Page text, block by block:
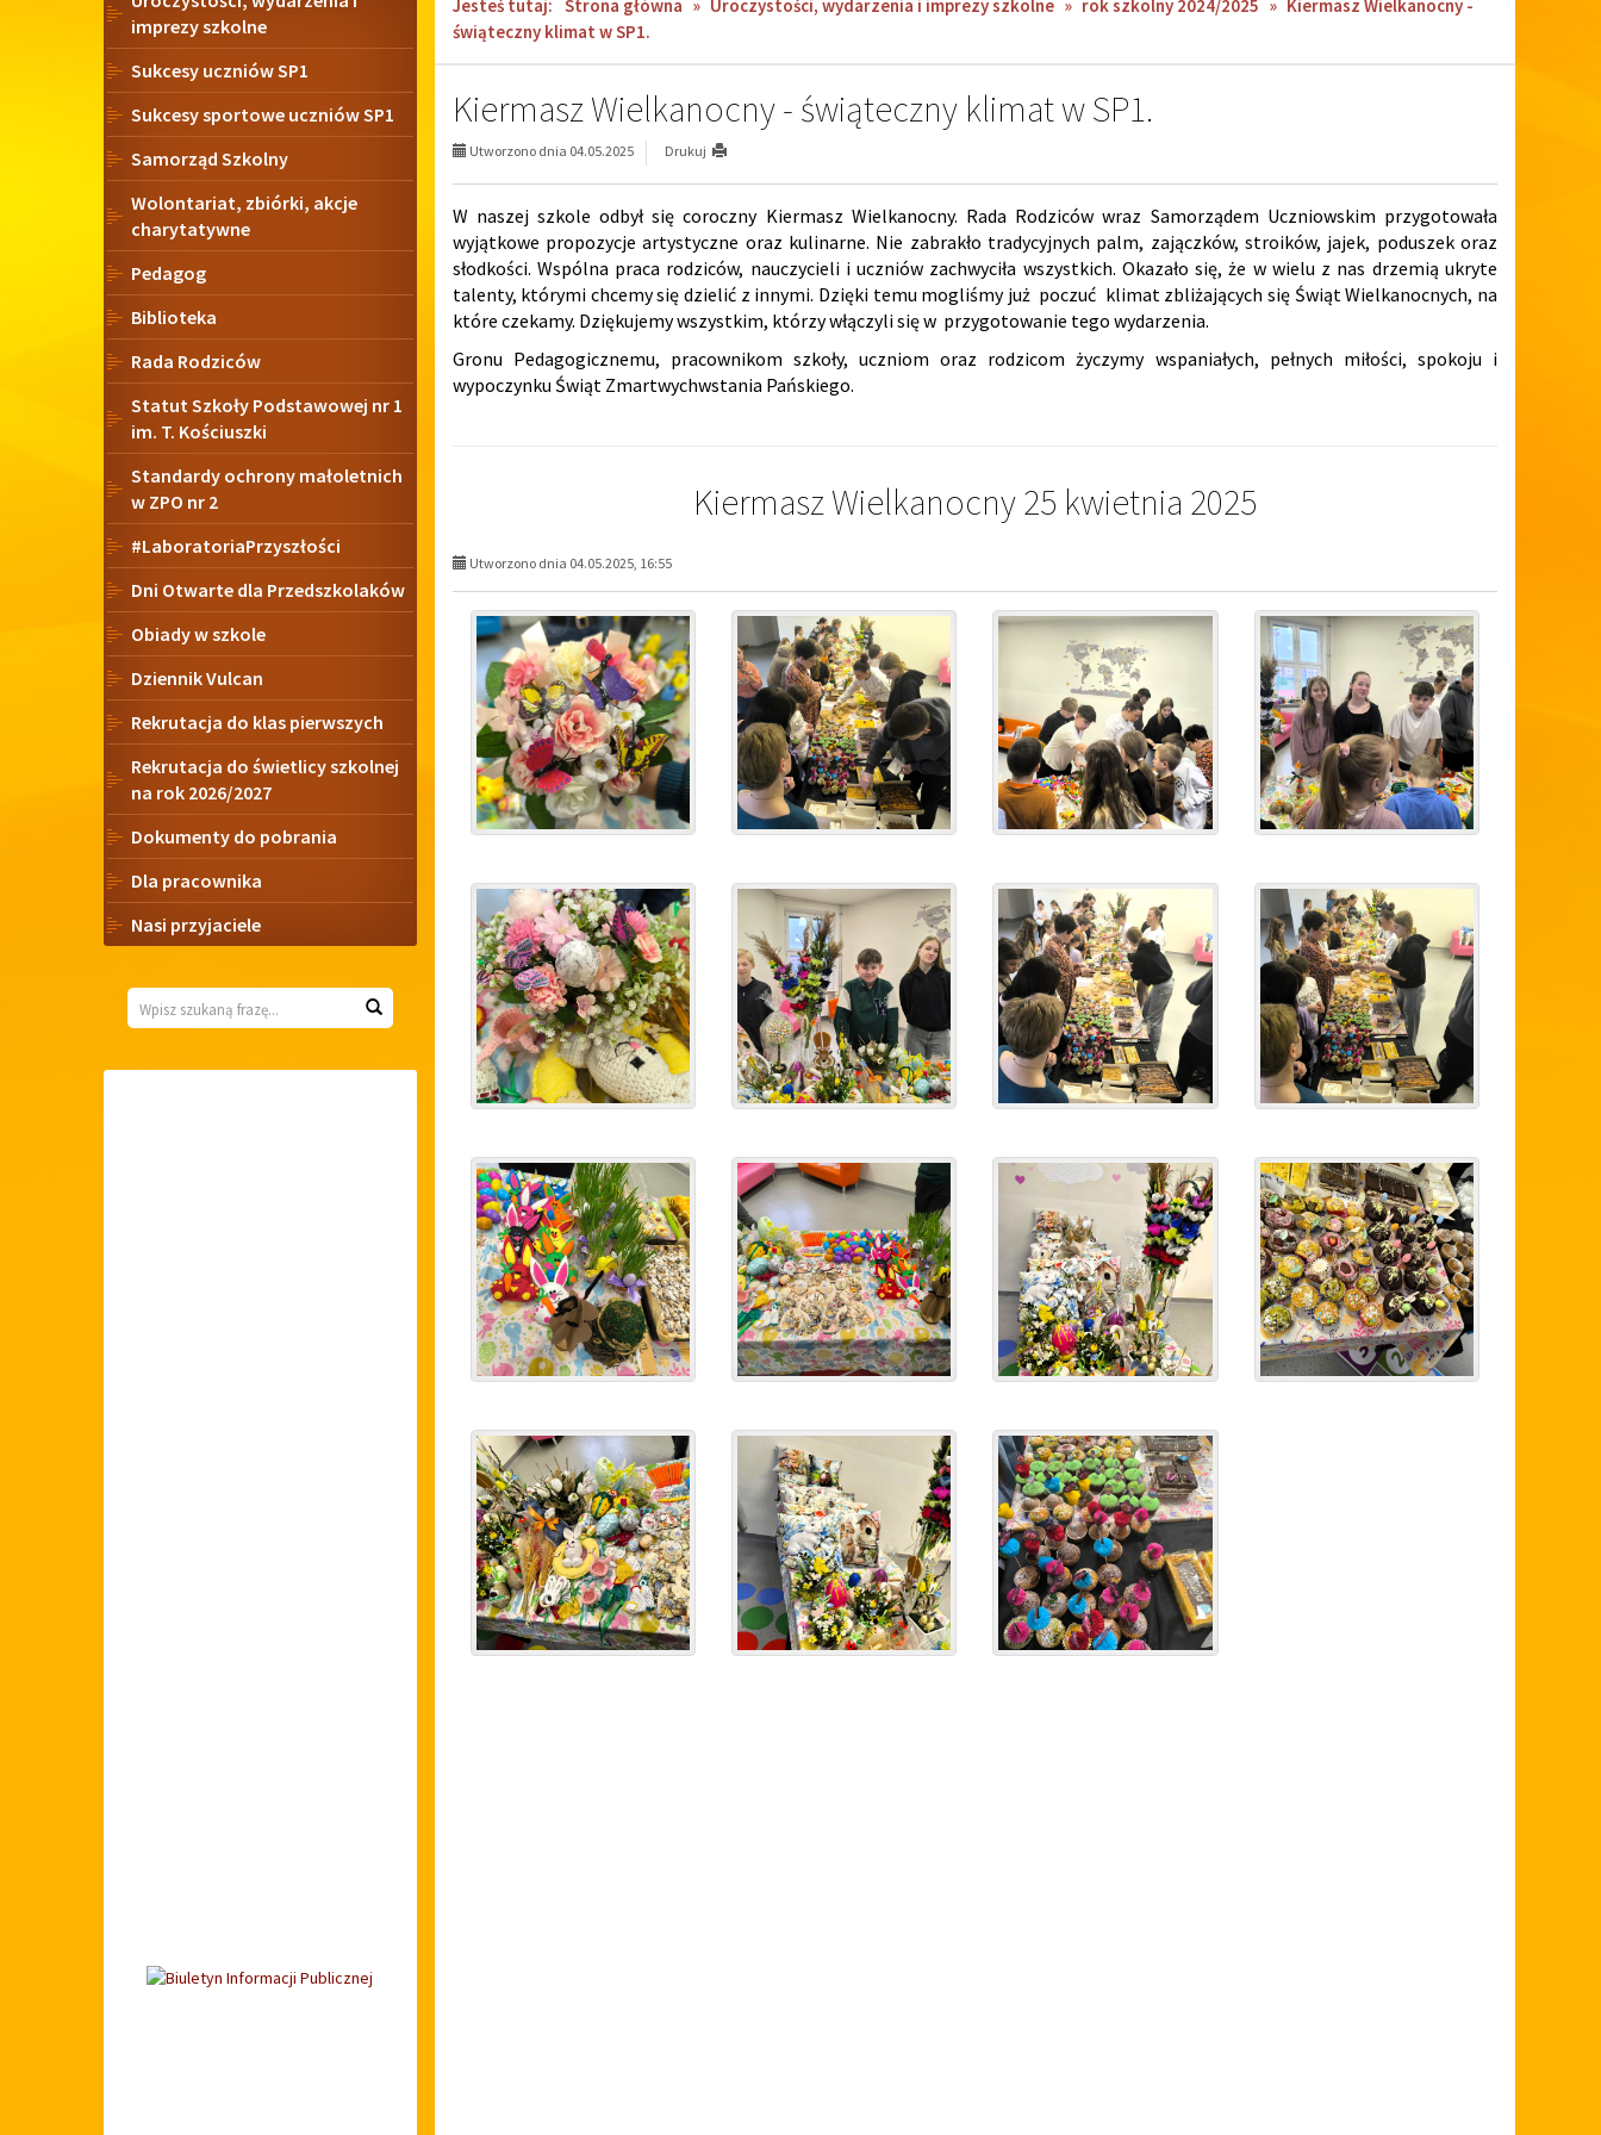
Jesteś tutaj: Strona główna » Uroczystości, wydarzenia i imprezy szkolne » rok szkolny 2024/2025 » Kiermasz Wielkanocny -
świąteczny klimat w SP1.
Kiermasz Wielkanocny - świąteczny klimat w SP1.
Utworzono dnia 04.05.2025 Drukuj
W naszej szkole odbył się coroczny Kiermasz Wielkanocny. Rada Rodziców wraz Samorządem Uczniowskim przygotowała
wyjątkowe propozycje artystyczne oraz kulinarne. Nie zabrakło tradycyjnych palm, zajączków, stroików, jajek, poduszek oraz
słodkości. Wspólna praca rodziców, nauczycieli i uczniów zachwyciła wszystkich. Okazało się, że w wielu z nas drzemią ukryte
talenty, którymi chcemy się dzielić z innymi. Dzięki temu mogliśmy już poczuć klimat zbliżających się Świąt Wielkanocnych, na
które czekamy. Dziękujemy wszystkim, którzy włączyli się w przygotowanie tego wydarzenia.
Gronu Pedagogicznemu, pracownikom szkoły, uczniom oraz rodzicom życzymy wspaniałych, pełnych miłości, spokoju i
wypoczynku Świąt Zmartwychwstania Pańskiego.
Kiermasz Wielkanocny 25 kwietnia 2025
Utworzono dnia 04.05.2025, 16:55
imprezy szkolne
Sukcesy uczniów SP1
Sukcesy sportowe uczniów SP1
Samorząd Szkolny
Wolontariat, zbiórki, akcje
charytatywne
Pedagog
Biblioteka
Rada Rodziców
Statut Szkoły Podstawowej nr 1
im. T. Kościuszki
Standardy ochrony małoletnich
w ZPO nr 2
#LaboratoriaPrzyszłości
Dni Otwarte dla Przedszkolaków
Obiady w szkole
Dziennik Vulcan
Rekrutacja do klas pierwszych
Rekrutacja do świetlicy szkolnej
na rok 2026/2027
Dokumenty do pobrania
Dla pracownika
Nasi przyjaciele
Wyszukiwarka Wyszukaj